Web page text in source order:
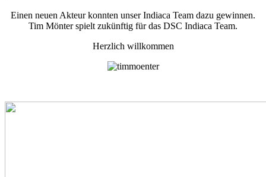
Einen neuen Akteur konnten unser Indiaca Team dazu gewinnen.
Tim Mönter spielt zukünftig für das DSC Indiaca Team.
Herzlich willkommen